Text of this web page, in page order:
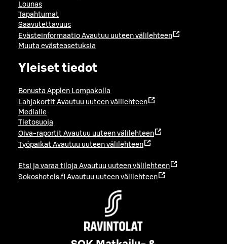
Lounas
Tapahtumat
Saavutettavuus
Evästeinformaatio Avautuu uuteen välilehteen
Muuta evästeasetuksia
Yleiset tiedot
Bonusta Applen Lompakolla
Lahjakortit Avautuu uuteen välilehteen
Medialle
Tietosuoja
Oiva-raportit Avautuu uuteen välilehteen
Työpaikat Avautuu uuteen välilehteen
Etsi ja varaa tiloja Avautuu uuteen välilehteen
Sokoshotels.fi Avautuu uuteen välilehteen